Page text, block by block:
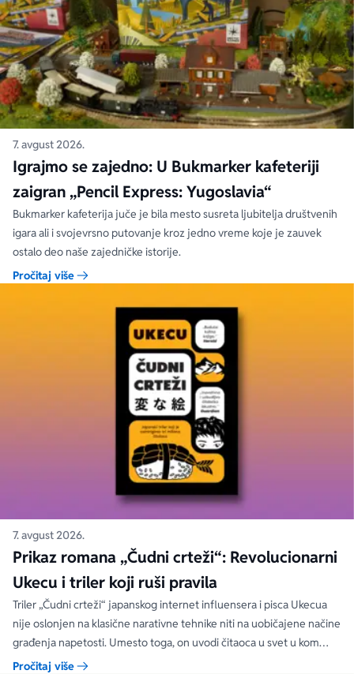
7. avgust 2026.
Igrajmo se zajedno: U Bukmarker kafeteriji
zaigran „Pencil Express: Yugoslavia“
Bukmarker kafeterija juče je bila mesto susreta ljubitelja društvenih
igara ali i svojevrsno putovanje kroz jedno vreme koje je zauvek
ostalo deo naše zajedničke istorije.
Pročitaj više
7. avgust 2026.
Prikaz romana „Čudni crteži“: Revolucionarni
Ukecu i triler koji ruši pravila
Triler „Čudni crteži“ japanskog internet influensera i pisca Ukecua
nije oslonjen na klasične narativne tehnike niti na uobičajene načine
građenja napetosti. Umesto toga, on uvodi čitaoca u svet u kom
priložene ilustracije govore više od reči, a ono što je nacrtano često
Pročitaj više